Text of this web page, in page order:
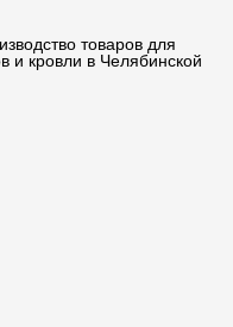
товаров для
и кровли в Челябинской